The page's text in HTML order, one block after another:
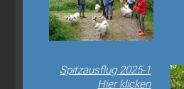
Spitzausflug 2025-1
Hier klicken